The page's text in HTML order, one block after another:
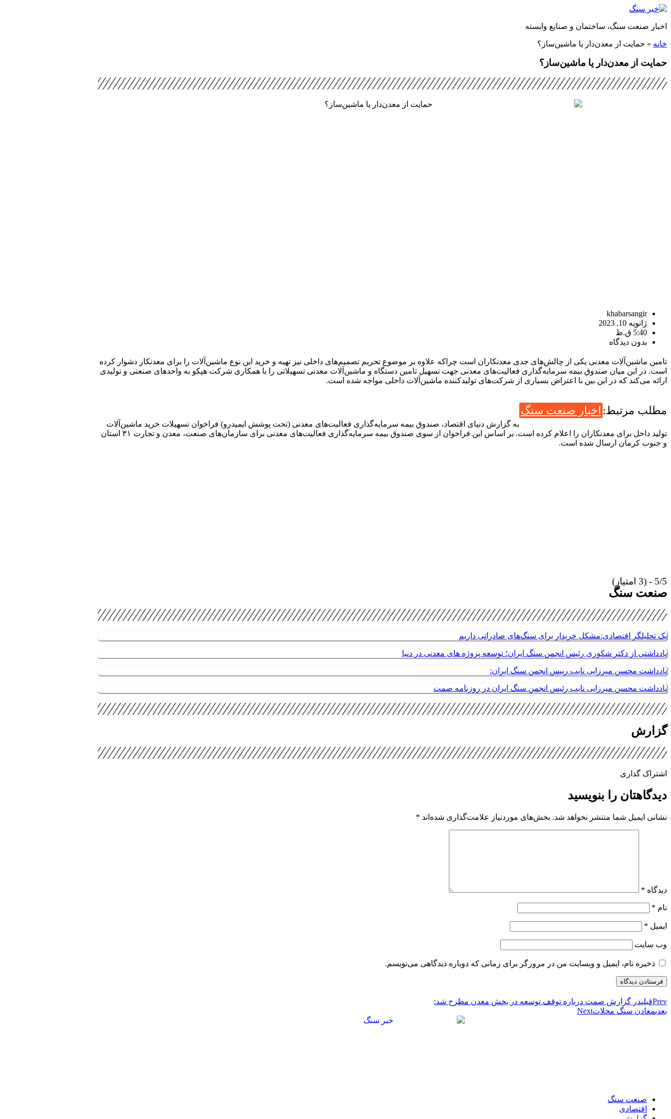
پرش
محتوا
اخبار صنعت سنگ، ساختمان و صنایع وابسته
خانه » حمایت از معدن‌دار یا ماشین‌ساز؟
حمایت از معدن‌دار یا ماشین‌ساز؟
khabarsangir
ژانویه 10, 2023
5:40 ق.ظ
بدون دیدگاه
تامین ماشین‌‌آلات معدنی یکی از چالش‌‌های جدی معدنکاران است چراکه علاوه بر موضوع تحریم تصمیم‌‌های داخلی نیز تهیه و خرید این نوع ماشین‌‌آلات را برای معدنکار دشوار کرده
است. در این میان صندوق بیمه سرمایه‌گذاری فعالیت‌‌های معدنی جهت تسهیل تامین دستگاه و ماشین‌‌آلات معدنی تسهیلاتی را با همکاری شرکت هپکو به واحدهای صنعتی و تولیدی
ارائه می‌کند که در این بین با اعتراض بسیاری از شرکت‌های تولیدکننده ماشین‌‌آلات داخلی مواجه شده است.
مطلب مرتبط: اخبار صنعت سنگ
به گزارش دنیای اقتصاد، صندوق بیمه سرمایه‌گذاری فعالیت‌‌های معدنی (تحت پوشش ایمیدرو) فراخوان تسهیلات خرید ماشین‌آلات
تولید داخل برای معدنکاران را اعلام کرده است. بر اساس این فراخوان از سوی صندوق بیمه سرمایه‌گذاری فعالیت‌‌های معدنی برای سازمان‌های صنعت، معدن و تجارت ۳۱ استان
و جنوب کرمان ارسال شده است.
5/5 - (3 امتیاز)
صنعت سنگ
یک تحلیلگر اقتصادی:مشکل خریدار برای سنگ‌های صادراتی داریم
یادداشتی از دکتر شکوری رئیس انجمن سنگ ایران؛ توسعه پروژه های معدنی در دنیا
یادداشت محسن میرزایی نایب رییس انجمن سنگ ایران:
یادداشت محسن میرزایی نایب رئیس انجمن سنگ ایران در روزنامه صمت
گزارش
اشتراک گذاری
دیدگاهتان را بنویسید
نشانی ایمیل شما منتشر نخواهد شد. بخش‌های موردنیاز علامت‌گذاری شده‌اند *
دیدگاه *
نام *
ایمیل *
وب‌ سایت
ذخیره نام، ایمیل و وبسایت من در مرورگر برای زمانی که دوباره دیدگاهی می‌نویسم.
Prevقبلیدر گزارش صمت درباره توقف توسعه در بخش معدن مطرح شد:
بعدیمعادن سنگ محلاتNext
صنعت سنگ
اقتصادی